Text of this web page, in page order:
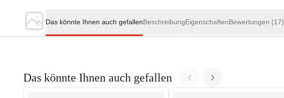
Das könnte Ihnen auch gefallenBeschreibungEigenschaftenBewertungen (17)
Das könnte Ihnen auch gefallen